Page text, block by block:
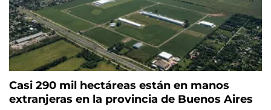
Casi 290 mil hectáreas están en manos
extranjeras en la provincia de Buenos Aires